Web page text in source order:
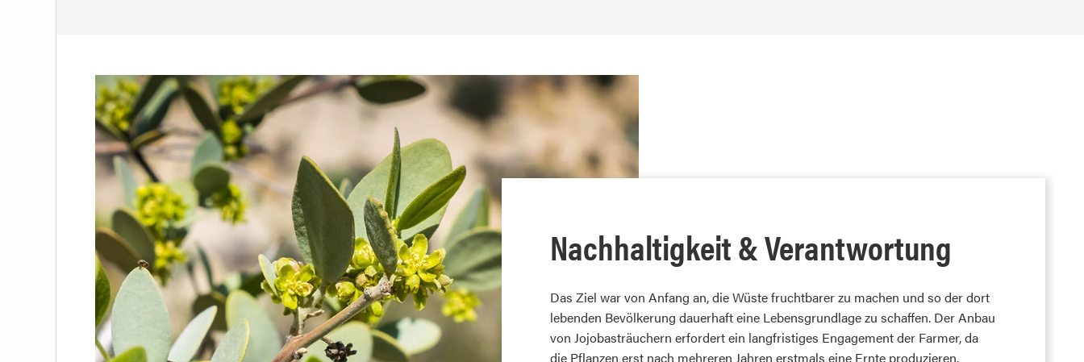
Nachhaltigkeit & Verantwortung
Das Ziel war von Anfang an, die Wüste fruchtbarer zu machen und so der dort
lebenden Bevölkerung dauerhaft eine Lebensgrundlage zu schaffen. Der Anbau
von Jojobasträuchern erfordert ein langfristiges Engagement der Farmer, da
die Pflanzen erst nach mehreren Jahren erstmals eine Ernte produzieren.